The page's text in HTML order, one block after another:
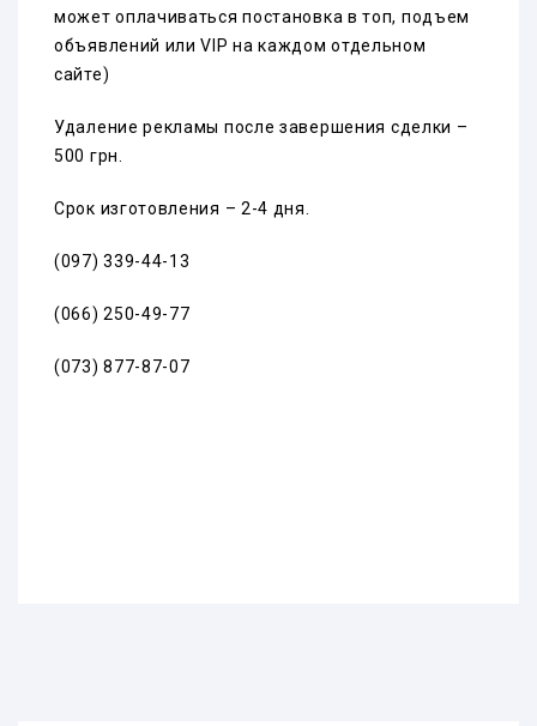
может оплачиваться постановка в топ, подъем
объявлений или VIP на каждом отдельном
сайте)
Удаление рекламы после завершения сделки –
500 грн.
Срок изготовления – 2-4 дня.
(097) 339-44-13
(066) 250-49-77
(073) 877-87-07